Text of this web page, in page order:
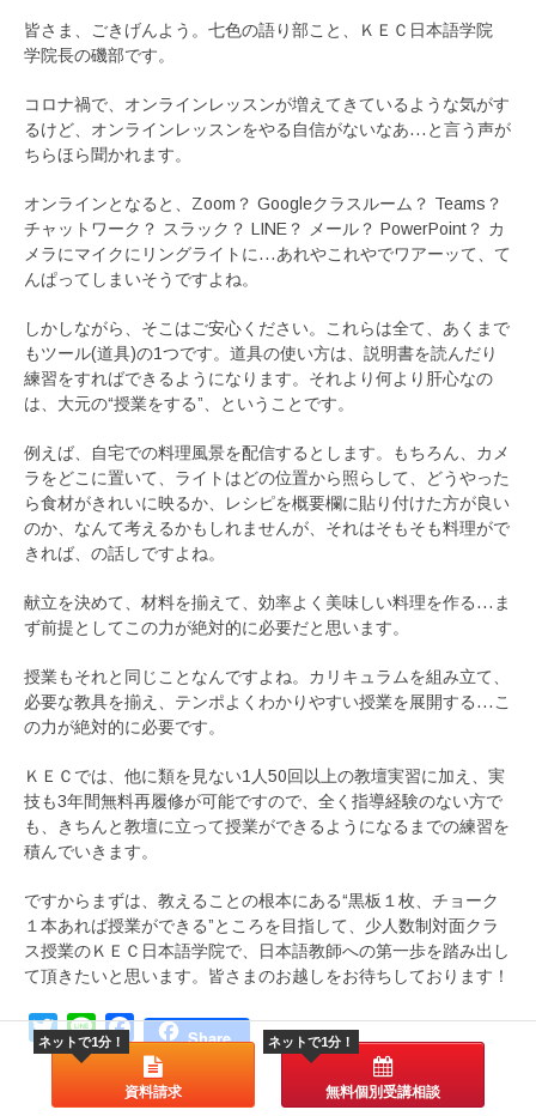
資料請求
ネットで1分！
無料個別受講相談
ネットで1分！
皆さま、ごきげんよう。七色の語り部こと、ＫＥＣ日本語学院
学院長の磯部です。
コロナ禍で、オンラインレッスンが増えてきているような気がす
るけど、オンラインレッスンをやる自信がないなあ…と言う声が
ちらほら聞かれます。
オンラインとなると、Zoom？ Googleクラスルーム？ Teams？
チャットワーク？ スラック？ LINE？ メール？ PowerPoint？ カ
メラにマイクにリングライトに…あれやこれやでワアーッて、て
んぱってしまいそうですよね。
しかしながら、そこはご安心ください。これらは全て、あくまで
もツール(道具)の1つです。道具の使い方は、説明書を読んだり
練習をすればできるようになります。それより何より肝心なの
は、大元の“授業をする”、ということです。
例えば、自宅での料理風景を配信するとします。もちろん、カメ
ラをどこに置いて、ライトはどの位置から照らして、どうやった
ら食材がきれいに映るか、レシピを概要欄に貼り付けた方が良い
のか、なんて考えるかもしれませんが、それはそもそも料理がで
きれば、の話しですよね。
献立を決めて、材料を揃えて、効率よく美味しい料理を作る…ま
ず前提としてこの力が絶対的に必要だと思います。
授業もそれと同じことなんですよね。カリキュラムを組み立て、
必要な教具を揃え、テンポよくわかりやすい授業を展開する…こ
の力が絶対的に必要です。
ＫＥＣでは、他に類を見ない1人50回以上の教壇実習に加え、実
技も3年間無料再履修が可能ですので、全く指導経験のない方で
も、きちんと教壇に立って授業ができるようになるまでの練習を
積んでいきます。
ですからまずは、教えることの根本にある“黒板１枚、チョーク
１本あれば授業ができる”ところを目指して、少人数制対面クラ
ス授業のＫＥＣ日本語学院で、日本語教師への第一歩を踏み出し
て頂きたいと思います。皆さまのお越しをお待ちしております！
Twitter
LineFacebook
Share